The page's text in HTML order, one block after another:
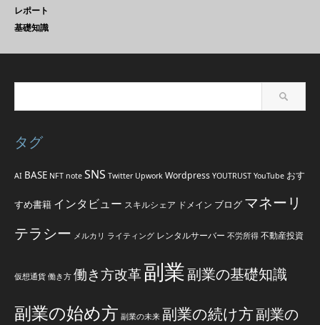
レポート
基礎知識
タグ
AI BASE NFT note SNS Twitter Upwork Wordpress YOUTRUST YouTube おす
すめ書籍 インタビュー スキルシェア ドメイン ブログ マネーリ
テラシー メルカリ ライティング レンタルサーバー 不労所得 不動産投資
仮想通貨 働き方 働き方改革副業副業の基礎知識
副業の始め方 副業の未来 副業の続け方副業の